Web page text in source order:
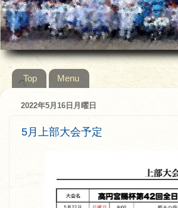
Top Menu
2022年5月16日月曜日
5月上部大会予定